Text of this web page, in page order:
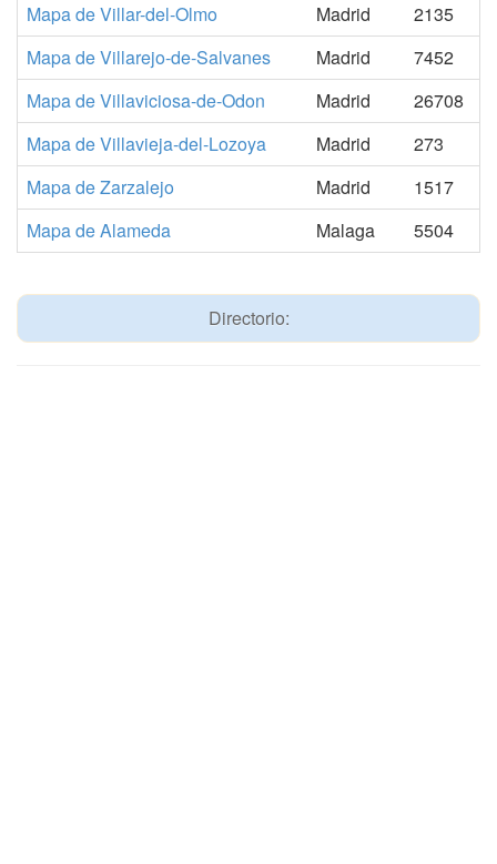
Mapa de Villar-del-Olmo
Madrid
2135
Mapa de Villarejo-de-Salvanes
Madrid
7452
Mapa de Villaviciosa-de-Odon
Madrid
26708
Mapa de Villavieja-del-Lozoya
Madrid
273
Mapa de Zarzalejo
Madrid
1517
Mapa de Alameda
Malaga 5504
Directorio: